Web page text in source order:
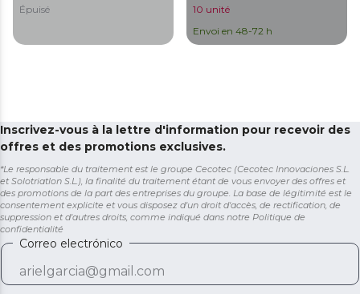
jusqu'à 180º.
antidérapants.
Épuisé
de sécurité. 26 niveaux
réglables. Poids
maximum de l’utilisateur
10 unité
Envoi en 48-72 h
Inscrivez-vous à la lettre d'information pour recevoir des
offres et des promotions exclusives.
*Le responsable du traitement est le groupe Cecotec (Cecotec Innovaciones S.L.
et Solotriatlon S.L.), la finalité du traitement étant de vous envoyer des offres et
des promotions de la part des entreprises du groupe. La base de légitimité est le
consentement explicite et vous disposez d'un droit d'accès, de rectification, de
suppression et d'autres droits, comme indiqué dans notre Politique de
confidentialité
Correo electrónico